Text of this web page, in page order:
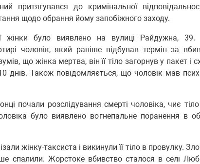
притягувався до кримінальної
щодо обрання йому запобіжного заходу.
жінки було виявлено на вулиці Райдужна, 39.
чоловік, який раніше відбував термін за
що жінка мертва, він її тіло загорнув у пакет і
днів. Також повідомляється, що чоловік мав
почали розслідування смерті чоловіка, чиє
було виявлено вогнепальне поранення в
жінку-таксиста і викинули її тіло в провулку.
спалили. Жорстоке вбивство сталося в селі